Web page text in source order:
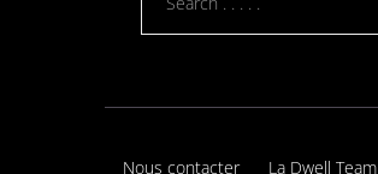
Nous contacter La Dwell Team